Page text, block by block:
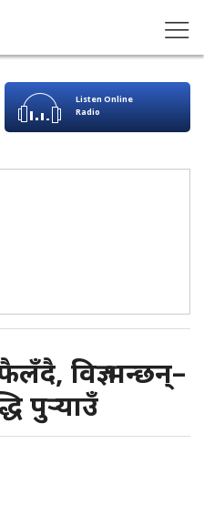
Listen Online
Radio
विज्ञ भन्छन्–
पुर्‍याउँ